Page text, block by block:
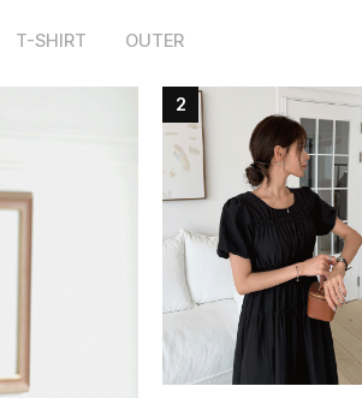
T-SHIRT OUTER